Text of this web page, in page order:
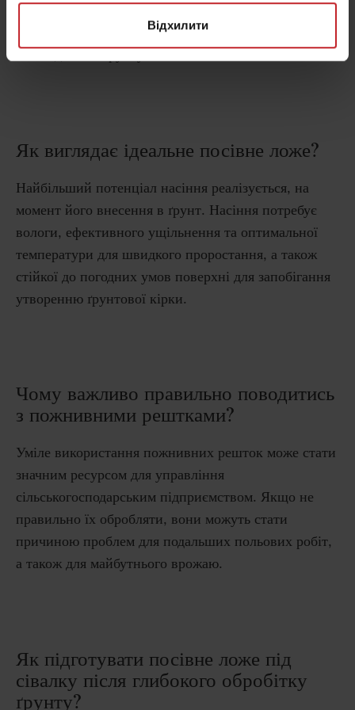
Відхилити
Це сприяє гігієні поля для створення найкращих
умов для наступної культури, а також зменшує
пошкодження ґрунту.
Як виглядає ідеальне посівне ложе?
Найбільший потенціал насіння реалізується, на
момент його внесення в ґрунт. Насіння потребує
вологи, ефективного ущільнення та оптимальної
температури для швидкого проростання, а також
стійкої до погодних умов поверхні для запобігання
утворенню ґрунтової кірки.
Чому важливо правильно поводитись
з пожнивними рештками?
Уміле використання пожнивних решток може стати
значним ресурсом для управління
сільськогосподарським підприємством. Якщо не
правильно їх обробляти, вони можуть стати
причиною проблем для подальших польових робіт,
а також для майбутнього врожаю.
Як підготувати посівне ложе під
сівалку після глибокого обробітку
ґрунту?